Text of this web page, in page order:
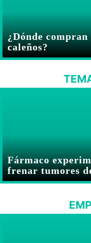
¿Dónde
caleños?
Fármaco
frenar tumores